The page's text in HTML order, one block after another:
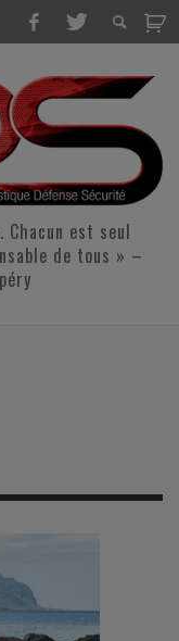
Chacun est seul
de tous » –